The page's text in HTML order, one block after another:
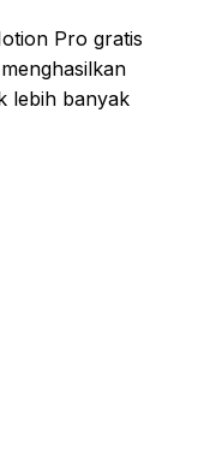
Pro gratis
lebih banyak